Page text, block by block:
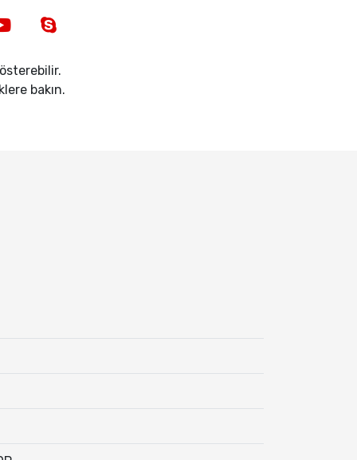
bakın.